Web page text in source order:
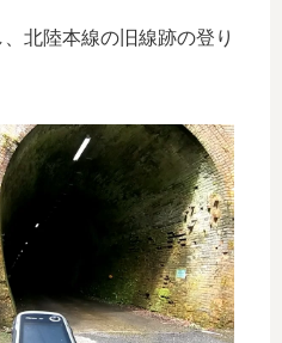
北陸本線の旧線跡の登り